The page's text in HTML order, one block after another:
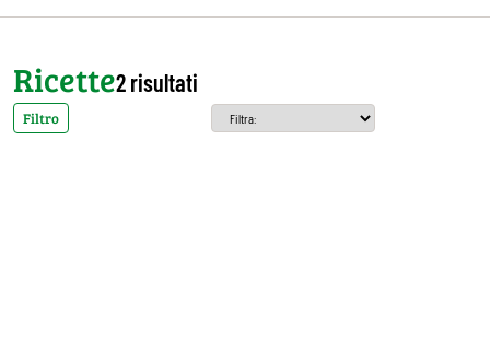
Ricette2 risultati
Filtro